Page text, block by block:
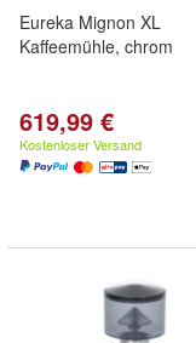
Eureka Mignon XL
Kaffeemühle, chrom
619,99 €
Kostenloser Versand